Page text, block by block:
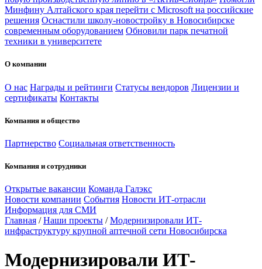
Минфину Алтайского края перейти с Microsoft на российские
решения Оснастили школу-новостройку в Новосибирске
современным оборудованием Обновили парк печатной
техники в университете
О компании
О нас Награды и рейтинги Статусы вендоров Лицензии и
сертификаты Контакты
Компания и общество
Партнерство Социальная ответственность
Компания и сотрудники
Открытые вакансии Команда Галэкс
Новости компании События Новости ИТ-отрасли
Информация для СМИ
Главная / Наши проекты / Модернизировали ИТ-
инфраструктуру крупной аптечной сети Новосибирска
Модернизировали ИТ-